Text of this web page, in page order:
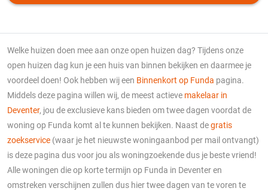
Welke huizen doen mee aan onze open huizen dag? Tijdens onze
open huizen dag kun je een huis van binnen bekijken en daarmee je
voordeel doen! Ook hebben wij een Binnenkort op Funda pagina.
Middels deze pagina willen wij, de meest actieve makelaar in
Deventer, jou de exclusieve kans bieden om twee dagen voordat de
woning op Funda komt al te kunnen bekijken. Naast degratis
zoekservice (waar je het nieuwste woningaanbod per mail ontvangt)
is deze pagina dus voor jou als woningzoekende dus je beste vriend!
Alle woningen die op korte termijn op Funda in Deventer en
omstreken verschijnen zullen dus hier twee dagen van te voren te